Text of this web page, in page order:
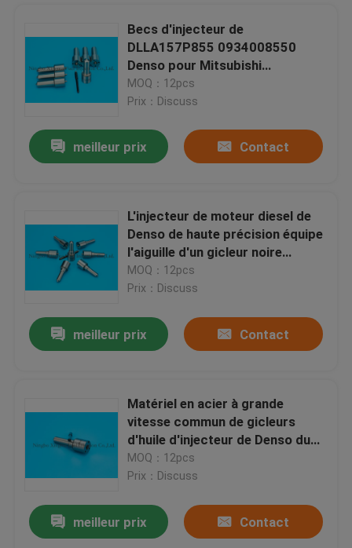
Becs d'injecteur de
DLLA157P855 0934008550
Denso pour Mitsubishi
ME302143
MOQ：12pcs
Prix：Discuss
meilleur prix Contact
L'injecteur de moteur diesel de
Denso de haute précision équipe
l'aiguille d'un gicleur noire
DLLA154P881, 0950006290 de
couleur
MOQ：12pcs
Prix：Discuss
meilleur prix Contact
Matériel en acier à grande
vitesse commun de gicleurs
d'huile d'injecteur de Denso du
rail DLLA155P960
MOQ：12pcs
Prix：Discuss
meilleur prix Contact